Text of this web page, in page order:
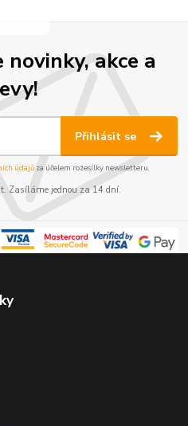
akce a
Přihlásit se
údajůza účelem rozesílky newsletteru.
Zasíláme jednou za 14 dní.